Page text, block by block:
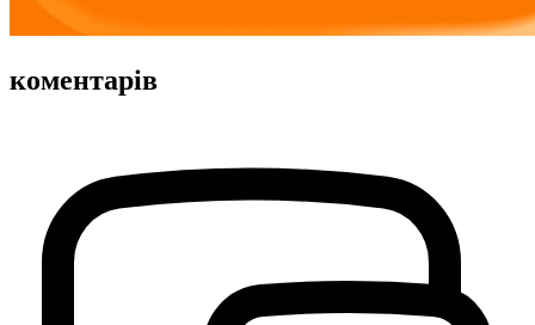
коментарів